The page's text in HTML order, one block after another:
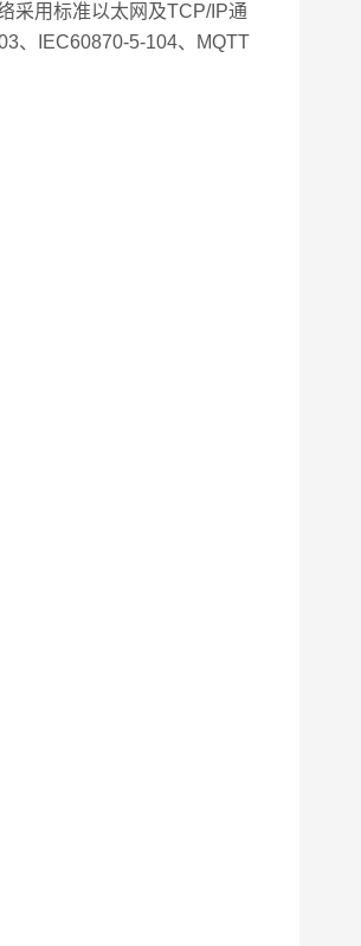
采用标准以太网及TCP/IP通
、IEC60870-5-104、MQTT